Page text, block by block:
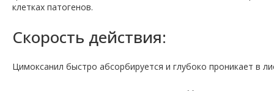
клетках патогенов.
Скорость действия:
Цимоксанил быстро абсорбируется и глубоко проникает в